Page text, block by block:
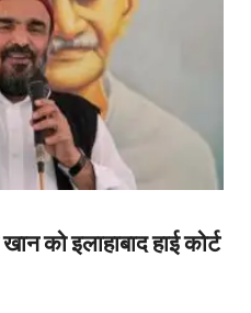
को इलाहाबाद हाई कोर्ट